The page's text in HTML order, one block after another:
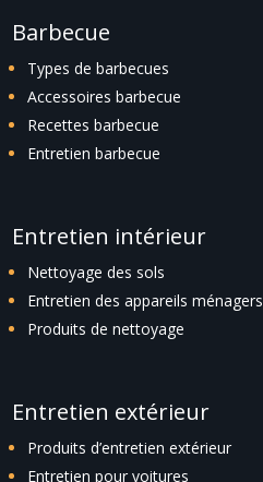
Barbecue
Types de barbecues
Accessoires barbecue
Recettes barbecue
Entretien barbecue
Entretien intérieur
Nettoyage des sols
Entretien des appareils ménagers
Produits de nettoyage
Entretien extérieur
Produits d’entretien extérieur
Entretien pour voitures